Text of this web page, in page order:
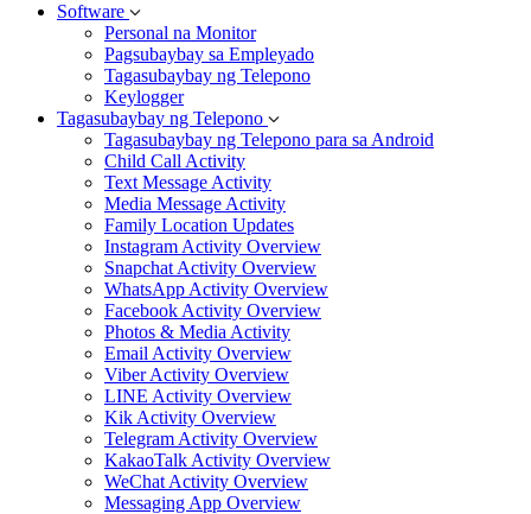
Software
Personal na Monitor
Pagsubaybay sa Empleyado
Tagasubaybay ng Telepono
Keylogger
Tagasubaybay ng Telepono
Tagasubaybay ng Telepono para sa Android
Child Call Activity
Text Message Activity
Media Message Activity
Family Location Updates
Instagram Activity Overview
Snapchat Activity Overview
WhatsApp Activity Overview
Facebook Activity Overview
Photos & Media Activity
Email Activity Overview
Viber Activity Overview
LINE Activity Overview
Kik Activity Overview
Telegram Activity Overview
KakaoTalk Activity Overview
WeChat Activity Overview
Messaging App Overview